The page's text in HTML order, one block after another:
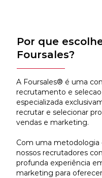
Por que
Foursales?
A Foursales® é uma
recrutamento e selecao
especializada
recrutar e selecionar
vendas e marketing.
Com uma metodologia
nossos recrutadores
profunda experiência
marketing para